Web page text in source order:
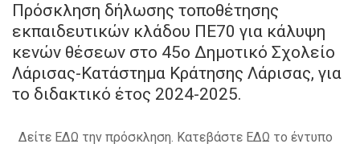
Πρόσκληση δήλωσης τοποθέτησης
εκπαιδευτικών κλάδου ΠΕ70 για κάλυψη
κενών θέσεων στο 45ο Δημοτικό Σχολείο
Λάρισας-Κατάστημα Κράτησης Λάρισας, για
το διδακτικό έτος 2024-2025.
Δείτε ΕΔΩ την πρόσκληση. Κατεβάστε ΕΔΩ το έντυπο